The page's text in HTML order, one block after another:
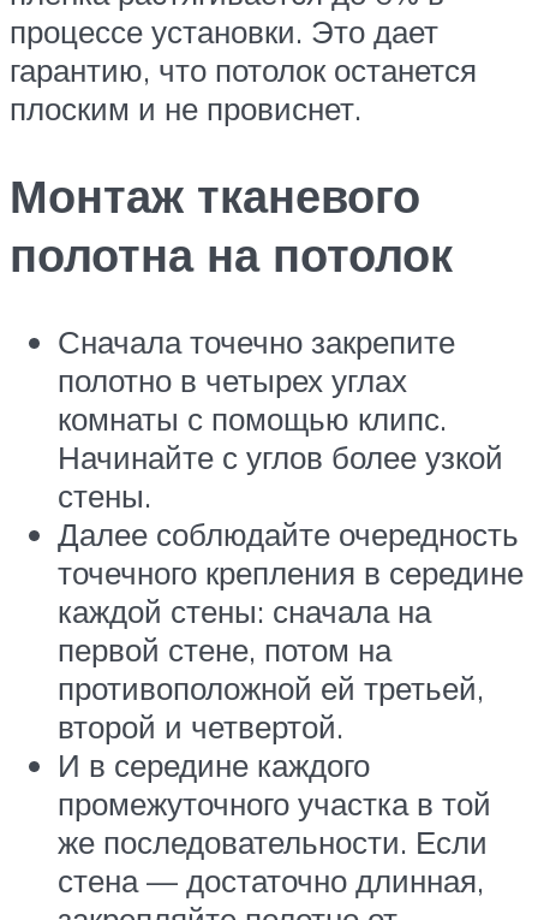
процессе установки. Это дает
гарантию, что потолок останется
плоским и не провиснет.
Монтаж тканевого
полотна на потолок
Сначала точечно закрепите
полотно в четырех углах
комнаты с помощью клипс.
Начинайте с углов более узкой
стены.
Далее соблюдайте очередность
точечного крепления в середине
каждой стены: сначала на
первой стене, потом на
противоположной ей третьей,
второй и четвертой.
И в середине каждого
промежуточного участка в той
же последовательности. Если
стена — достаточно длинная,